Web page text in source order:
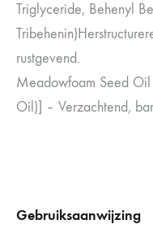
Triglyceride, Behenyl
rustgevend.
Meadowfoam Seed
Oil)] – Verzachtend,
Gebruiksaanwijzing